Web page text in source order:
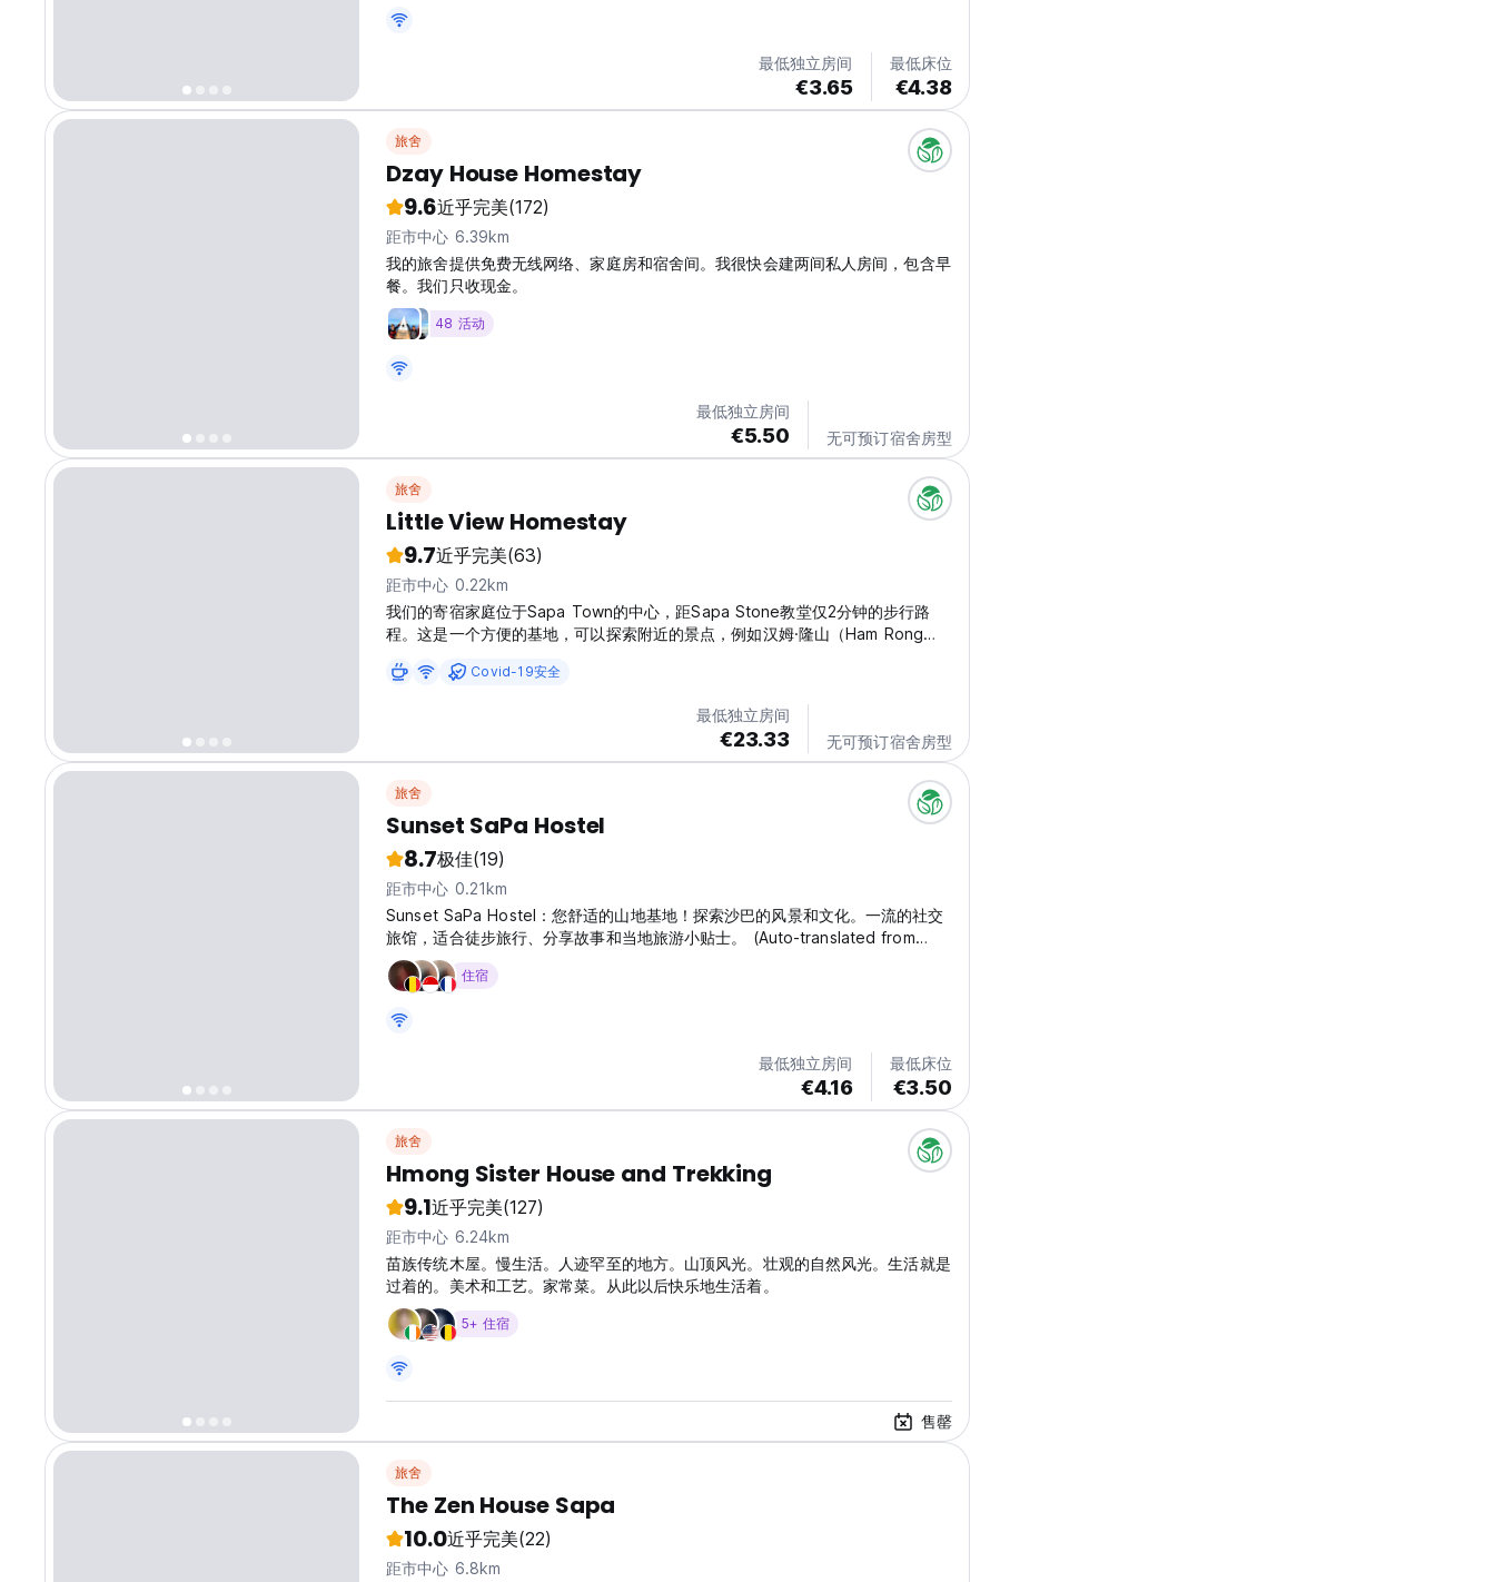
最低独立房间
€3.65
最低床位
€4.38
旅舍
Dzay House Homestay
9.6近乎完美(172)
距市中心 6.39km
我的旅舍提供免费无线网络、家庭房和宿舍间。我很快会建两间私人房间，包含早
餐。我们只收现金。
48 活动
最低独立房间
€5.50 无可预订宿舍房型
旅舍
Little View Homestay
9.7近乎完美(63)
距市中心 0.22km
我们的寄宿家庭位于Sapa Town的中心，距Sapa Stone教堂仅2分钟的步行路
程。这是一个方便的基地，可以探索附近的景点，例如汉姆·隆山（Ham Rong
和受欢迎的村庄命名的独特房间。每个房间都提供一个舒适，舒适的空间，并带有
轻松，宽敞的氛围 - 经过一天的探索，可以放松身心。在我们的寄宿家庭中，您
将受到我们家庭经营的团队的热情，友好的欢迎。在SAPA的心脏中体验当地生
活，了解少数民族的文化，并发现该地区的自然美景。...
Covid-19安全
最低独立房间
€23.33 无可预订宿舍房型
旅舍
Sunset SaPa Hostel
8.7极佳(19)
距市中心 0.21km
Sunset SaPa Hostel：您舒适的山地基地！探索沙巴的风景和文化。一流的社交
旅馆，适合徒步旅行、分享故事和当地旅游小贴士。 (Auto-translated from
original language)
住宿
最低独立房间
€4.16
最低床位
€3.50
旅舍
Hmong Sister House and Trekking
9.1近乎完美(127)
距市中心 6.24km
苗族传统木屋。慢生活。人迹罕至的地方。山顶风光。壮观的自然风光。生活就是
过着的。美术和工艺。家常菜。从此以后快乐地生活着。
5+ 住宿
售罄
旅舍
The Zen House Sapa
10.0近乎完美(22)
距市中心 6.8km